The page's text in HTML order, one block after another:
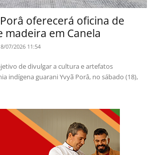
oferecerá oficina de
madeira em Canela
07/2026 11:54
de divulgar a cultura e artefatos
indígena guarani Yvyã Porâ, no sábado (18),